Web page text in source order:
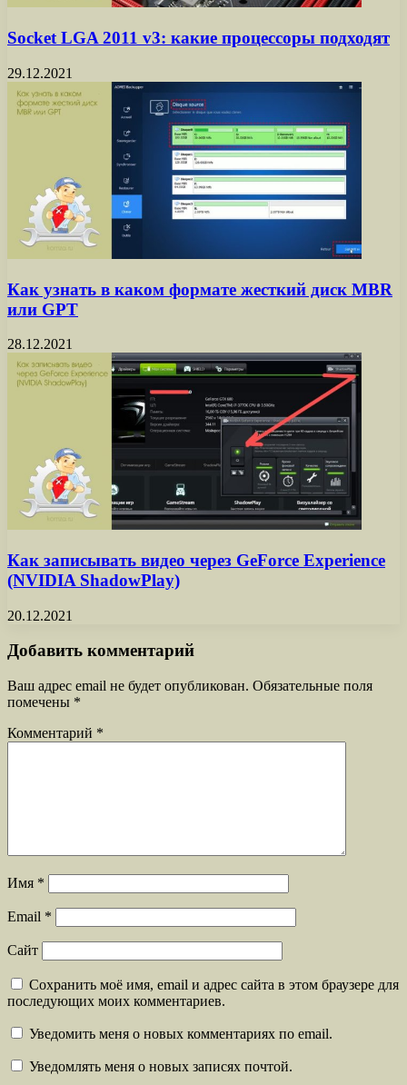
Socket LGA 2011 v3: какие процессоры подходят
29.12.2021
Как узнать в каком формате жесткий диск MBR
или GPT
28.12.2021
Как записывать видео через GeForce Experience
(NVIDIA ShadowPlay)
20.12.2021
Добавить комментарий
Ваш адрес email не будет опубликован. Обязательные поля
помечены *
Комментарий *
Имя *
Email *
Сайт
Сохранить моё имя, email и адрес сайта в этом браузере для
последующих моих комментариев.
Уведомить меня о новых комментариях по email.
Уведомлять меня о новых записях почтой.